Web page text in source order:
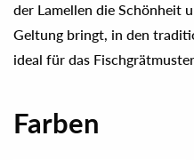
der Lamellen die Schönheit
Geltung bringt, in den
ideal für das
oder sich abnutzt, auch im
Farben